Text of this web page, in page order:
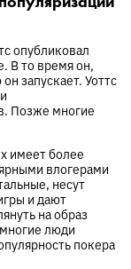
опубликовал
В то время он,
запускает. Уоттс
Позже многие
имеет более
влогерами
несут
и дают
на образ
люди
покера